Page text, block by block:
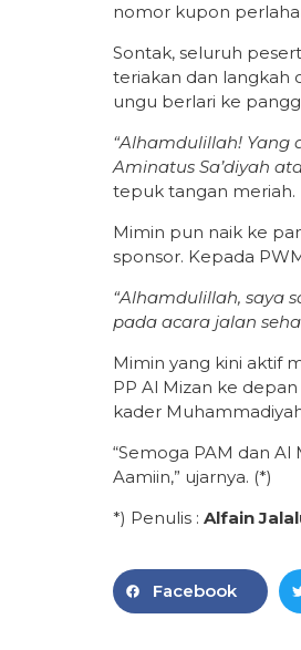
nomor kupon
Sontak, seluruh
teriakan dan langkah
ungu berlari ke
“Alhamdulillah! Yang
Aminatus Sa’diyah
tepuk tangan meriah.
Mimin pun naik ke
sponsor. Kepada
“Alhamdulillah, saya
pada acara jalan
Mimin yang kini aktif
PP Al Mizan ke
kader
“Semoga PAM dan
Aamiin,” ujarnya. (*)
*) Penulis : Alfain
Facebook